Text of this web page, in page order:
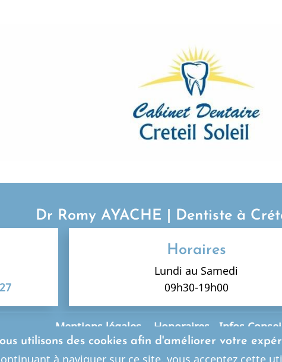
Dr Romy AYACHE | Dentiste à
Horaires
Lundi au Samedi
09h30-19h00
Mentions légales- Honoraires- Infos
Le site dentiste a été réalisé par
utilisons des cookies afin d'améliorer votre
à naviguer sur ce site, vous acceptez cette